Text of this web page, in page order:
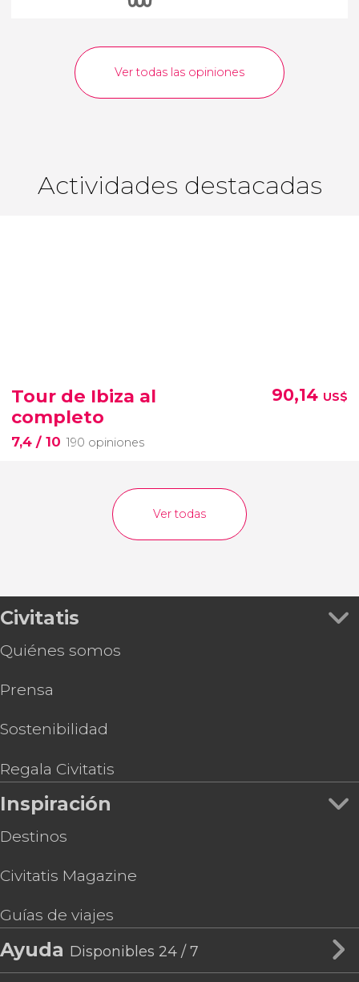
Ver todas las opiniones
Actividades destacadas
Tour de Ibiza al
completo
7,4 / 10 190 opiniones
90,14 US$
Ver todas
Civitatis
Quiénes somos
Prensa
Sostenibilidad
Regala Civitatis
Inspiración
Destinos
Civitatis Magazine
Guías de viajes
Ayuda Disponibles 24 / 7